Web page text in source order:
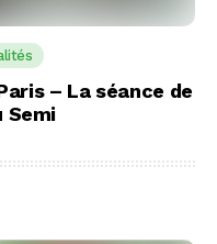
– La séance de